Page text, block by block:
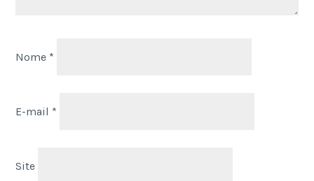
Nome *
E-mail *
Site